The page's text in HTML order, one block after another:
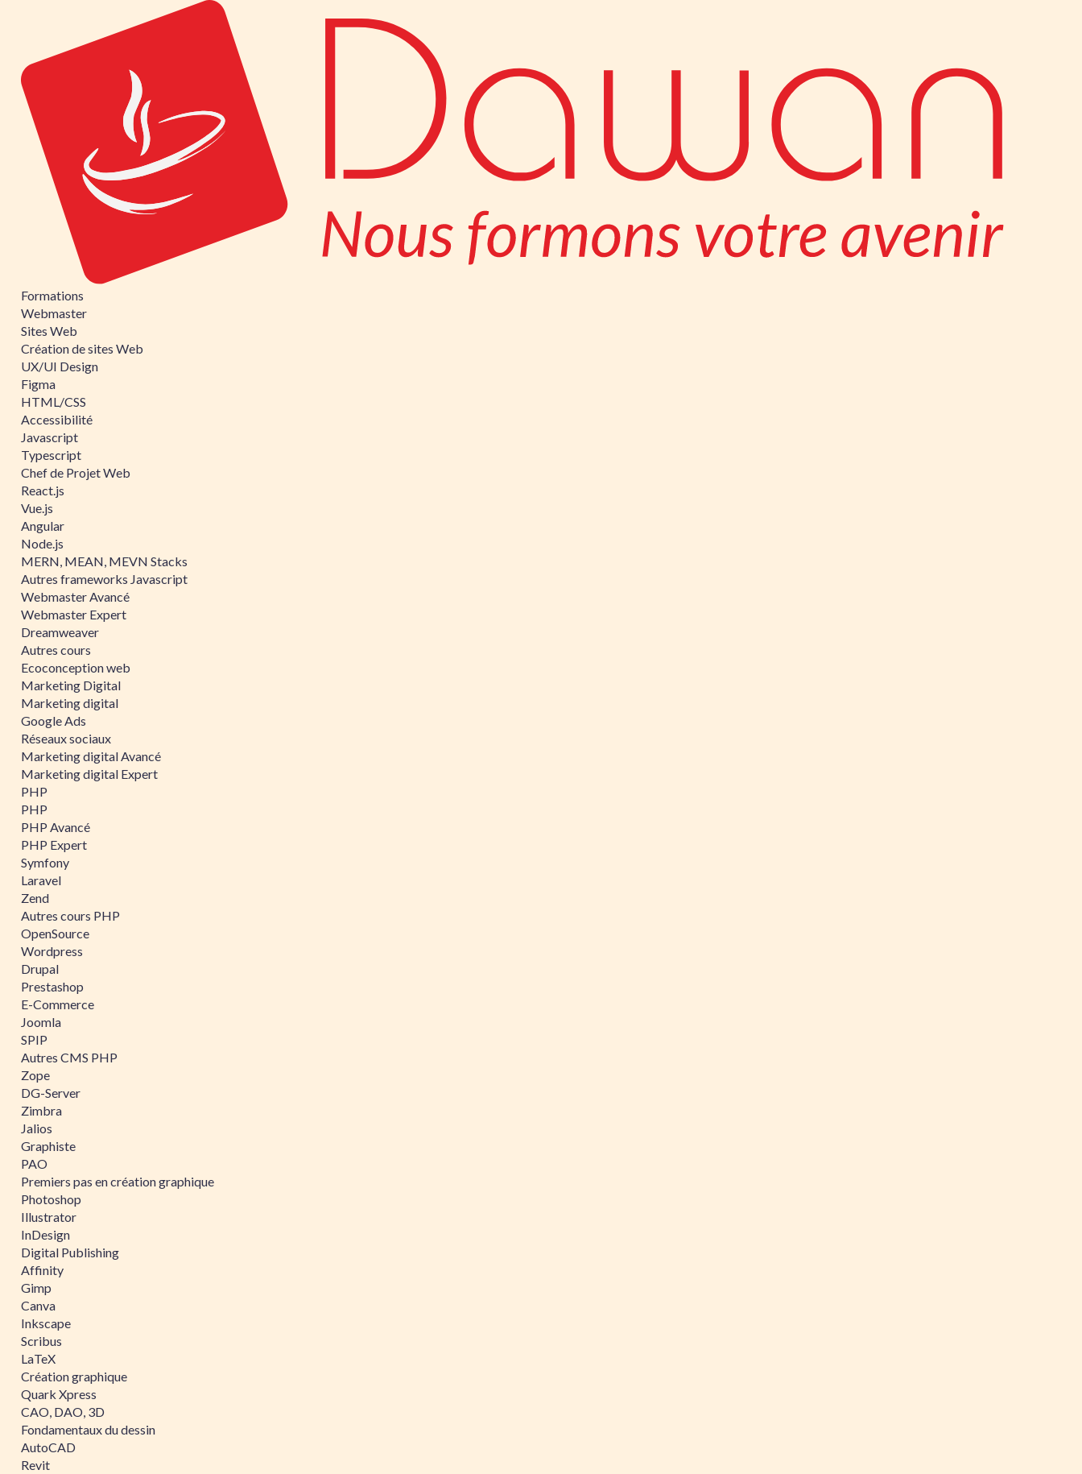
Formations
Webmaster
Sites Web
Création de sites Web
UX/UI Design
Figma
HTML/CSS
Accessibilité
Javascript
Typescript
Chef de Projet Web
React.js
Vue.js
Angular
Node.js
MERN, MEAN, MEVN Stacks
Autres frameworks Javascript
Webmaster Avancé
Webmaster Expert
Dreamweaver
Autres cours
Ecoconception web
Marketing Digital
Marketing digital
Google Ads
Réseaux sociaux
Marketing digital Avancé
Marketing digital Expert
PHP
PHP
PHP Avancé
PHP Expert
Symfony
Laravel
Zend
Autres cours PHP
OpenSource
Wordpress
Drupal
Prestashop
E-Commerce
Joomla
SPIP
Autres CMS PHP
Zope
DG-Server
Zimbra
Jalios
Graphiste
PAO
Premiers pas en création graphique
Photoshop
Illustrator
InDesign
Digital Publishing
Affinity
Gimp
Canva
Inkscape
Scribus
LaTeX
Création graphique
Quark Xpress
CAO, DAO, 3D
Fondamentaux du dessin
AutoCAD
Revit